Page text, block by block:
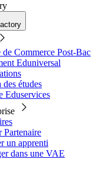
Commerce Post-Bac
Eduniversal
des études
Eduservices
Partenaire
un apprenti
dans une VAE